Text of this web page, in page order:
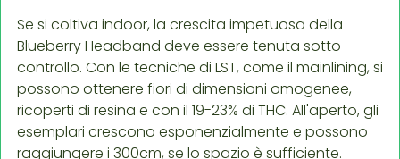
Se si coltiva indoor, la crescita impetuosa della
Blueberry Headband deve essere tenuta sotto
controllo. Con le tecniche di LST, come il mainlining, si
possono ottenere fiori di dimensioni omogenee,
ricoperti di resina e con il 19-23% di THC. All'aperto, gli
esemplari crescono esponenzialmente e possono
raggiungere i 300cm, se lo spazio è sufficiente.